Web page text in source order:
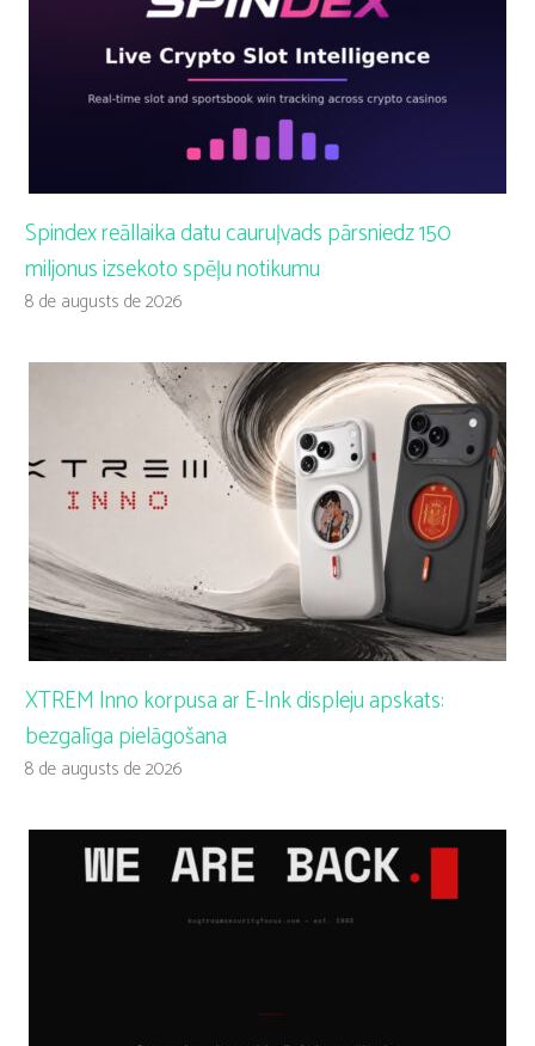
Spindex reāllaika datu cauruļvads pārsniedz 150
miljonus izsekoto spēļu notikumu
8 de augusts de 2026
XTREM Inno korpusa ar E-Ink displeju apskats:
bezgalīga pielāgošana
8 de augusts de 2026